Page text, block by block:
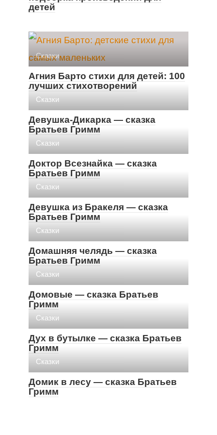
детей
Cказки
Агния Барто стихи для детей: 100
лучших стихотворений
Cказки
Девушка-Дикарка — сказка
Братьев Гримм
Cказки
Доктор Всезнайка — сказка
Братьев Гримм
Cказки
Девушка из Бракеля — сказка
Братьев Гримм
Cказки
Домашняя челядь — сказка
Братьев Гримм
Cказки
Домовые — сказка Братьев
Гримм
Cказки
Дух в бутылке — сказка Братьев
Гримм
Cказки
Домик в лесу — сказка Братьев
Гримм